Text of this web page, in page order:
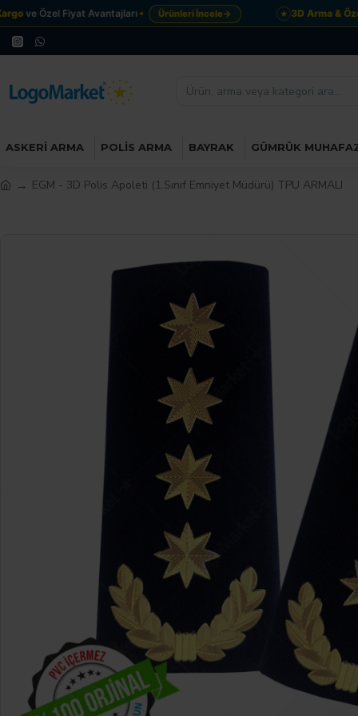
ve Özel Fiyat Avantajları Ürünleri İncele→ 3D Arma & Özel
ASKERI ARMA POLIS ARMA BAYRAK GÜMRÜK
EGM - 3D Polis Apoleti (1.Sınıf Emniyet Müdürü) TPU ARMALI